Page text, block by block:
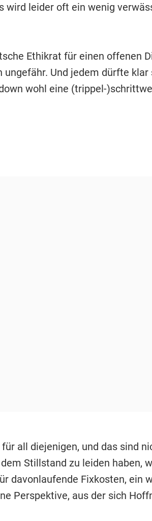
wird leider oft ein wenig
Ethikrat für einen offenen
Und jedem dürfte klar
wohl eine (trippel-
all diejenigen, und das sind
Stillstand zu leiden haben,
davonlaufende Fixkosten, ein
Perspektive, aus der sich